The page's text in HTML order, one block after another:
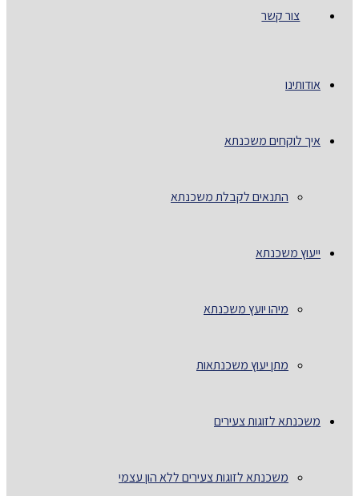
צור קשר
אודותינו
איך לוקחים משכנתא
התנאים לקבלת משכנתא
ייעוץ משכנתא
מיהו יועץ משכנתא
מתן יעוץ משכנתאות
משכנתא לזוגות צעירים
משכנתא לזוגות צעירים ללא הון עצמי